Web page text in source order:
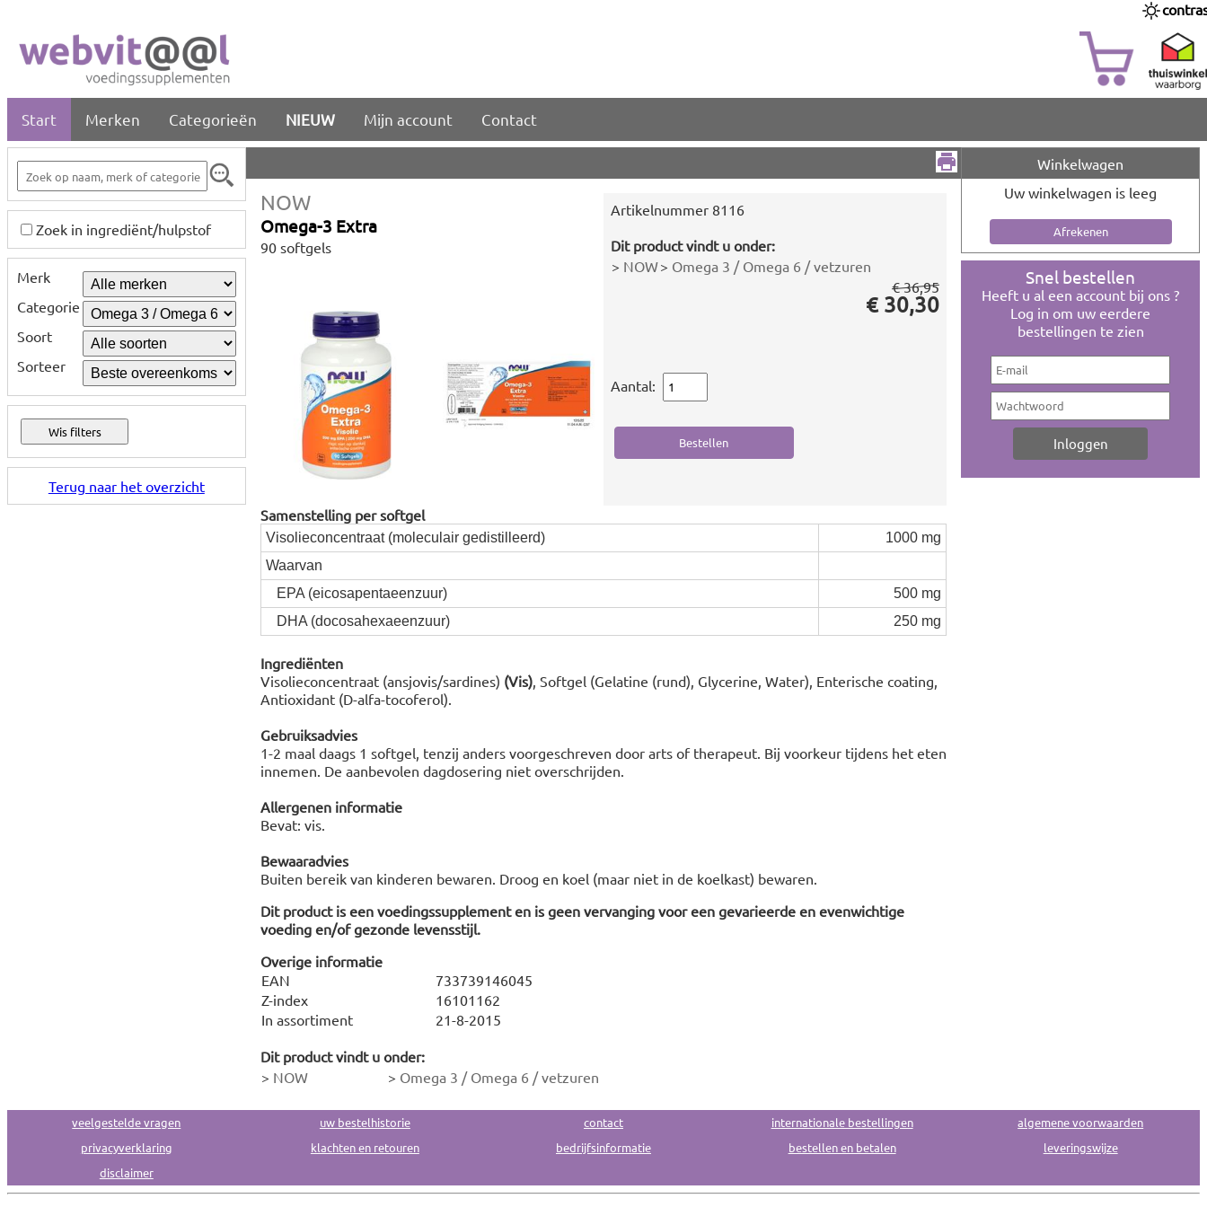
Start Merken Categorieën NIEUW Mijn account Contact
Zoek in ingrediënt/hulpstof
Merk
Categorie
Soort
Sorteer
Terug naar het overzicht
NOW
Omega-3 Extra
90 softgels
Artikelnummer 8116
Dit product vindt u onder:
> NOW> Omega 3 / Omega 6 / vetzuren
€ 36,95
€ 30,30
Aantal:
Samenstelling per softgel
Visolieconcentraat (moleculair gedistilleerd)
1000 mg
Waarvan
EPA (eicosapentaeenzuur)
500 mg
DHA (docosahexaeenzuur)
250 mg
Ingrediënten
Visolieconcentraat (ansjovis/sardines) (Vis), Softgel (Gelatine (rund), Glycerine, Water), Enterische coating,
Antioxidant (D-alfa-tocoferol).
Gebruiksadvies
1-2 maal daags 1 softgel, tenzij anders voorgeschreven door arts of therapeut. Bij voorkeur tijdens het eten
innemen. De aanbevolen dagdosering niet overschrijden.
Allergenen informatie
Bevat: vis.
Bewaaradvies
Buiten bereik van kinderen bewaren. Droog en koel (maar niet in de koelkast) bewaren.
Dit product is een voedingssupplement en is geen vervanging voor een gevarieerde en evenwichtige
voeding en/of gezonde levensstijl.
Overige informatie
EAN
733739146045
Z-index
16101162
In assortiment
21-8-2015
Dit product vindt u onder:
> NOW > Omega 3 / Omega 6 / vetzuren
Winkelwagen
Uw winkelwagen is leeg
Snel bestellen
Heeft u al een account bij ons ?
Log in om uw eerdere
bestellingen te zien
veelgestelde vragen uw bestelhistorie contact internationale bestellingen
algemene voorwaarden
privacyverklaring
klachten en retouren bedrijfsinformatie bestellen en betalen
leveringswijze
disclaimer